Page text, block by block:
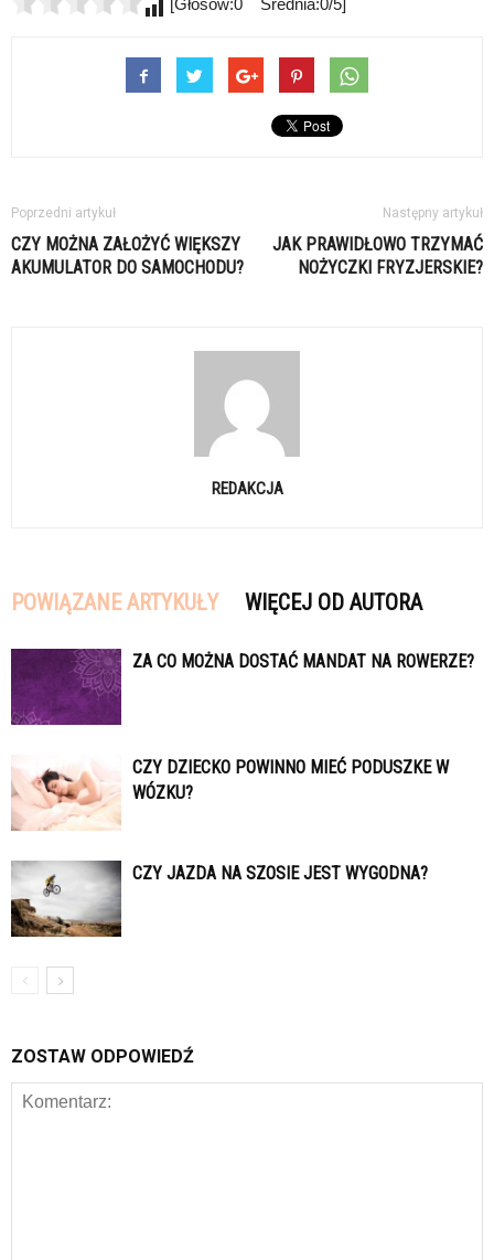
[Głosów:0 Średnia:0/5]
Poprzedni artykuł
CZY MOŻNA ZAŁOŻYĆ WIĘKSZY
AKUMULATOR DO SAMOCHODU?
Następny artykuł
JAK PRAWIDŁOWO TRZYMAĆ
NOŻYCZKI FRYZJERSKIE?
REDAKCJA
POWIĄZANE ARTYKUŁY WIĘCEJ OD AUTORA
ZA CO MOŻNA DOSTAĆ MANDAT NA ROWERZE?
CZY DZIECKO POWINNO MIEĆ PODUSZKE W
WÓZKU?
CZY JAZDA NA SZOSIE JEST WYGODNA?
ZOSTAW ODPOWIEDŹ